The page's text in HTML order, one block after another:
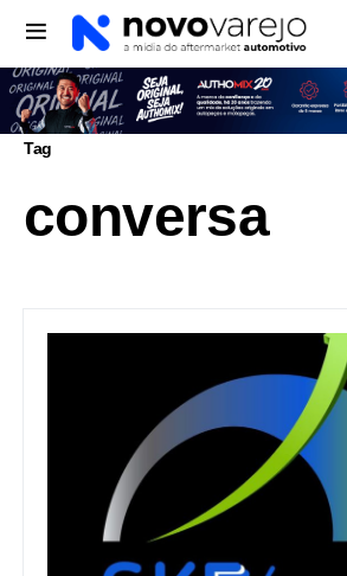
Tag
conversa